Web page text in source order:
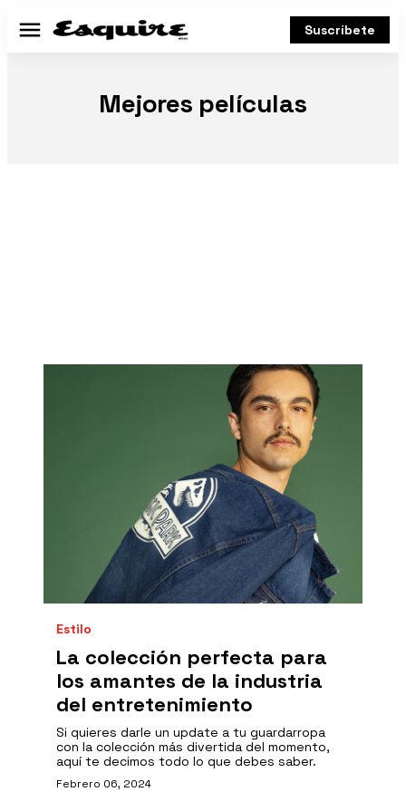
Menú Suscríbete
Mejores películas
Estilo
La colección perfecta para
los amantes de la industria
del entretenimiento
Si quieres darle un update a tu guardarropa
con la colección más divertida del momento,
aquí te decimos todo lo que debes saber.
Febrero 06, 2024